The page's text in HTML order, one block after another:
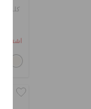
كلوغ
اشترِ 2 واحصل على 25% خصم